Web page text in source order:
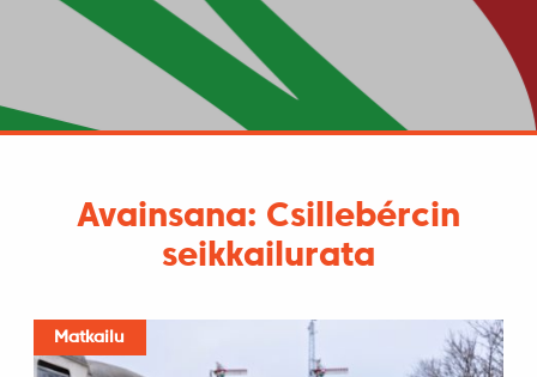
Avainsana: Csillebércin
seikkailurata
Matkailu